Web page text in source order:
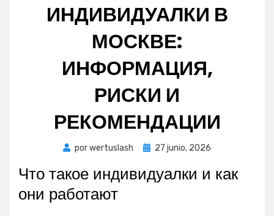
ИНДИВИДУАЛКИ В
МОСКВЕ:
ИНФОРМАЦИЯ,
РИСКИ И
РЕКОМЕНДАЦИИ
porwertuslash
Publicada
27 junio, 2026
Что такое индивидуалки и как
они работают